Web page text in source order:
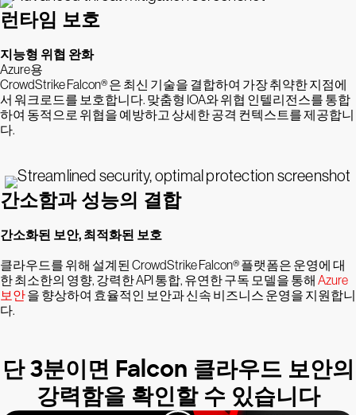
런타임 보호
지능형 위협 완화
Azure용
CrowdStrike Falcon® 은 최신 기술을 결합하여 가장 취약한 지점에
서 워크로드를 보호합니다. 맞춤형 IOA와 위협 인텔리전스를 통합
하여 동적으로 위협을 예방하고 상세한 공격 컨텍스트를 제공합니
다.
간소함과 성능의 결합
간소화된 보안, 최적화된 보호
클라우드를 위해 설계된 CrowdStrike Falcon® 플랫폼은 운영에 대
한 최소한의 영향, 강력한 API 통합, 유연한 구독 모델을 통해 Azure
보안을 향상하여 효율적인 보안과 신속 비즈니스 운영을 지원합니
다.
단 3분이면 Falcon 클라우드 보안의
강력함을 확인할 수 있습니다